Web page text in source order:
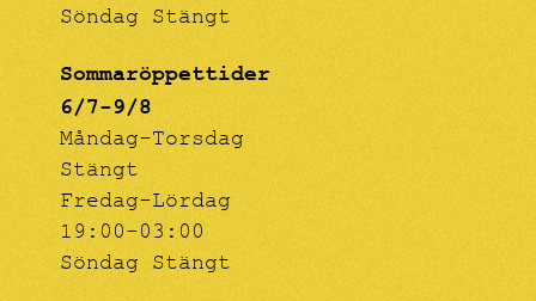
Söndag Stängt
Sommaröppettider
6/7-9/8
Måndag-Torsdag
Stängt
Fredag-Lördag
19:00-03:00
Söndag Stängt